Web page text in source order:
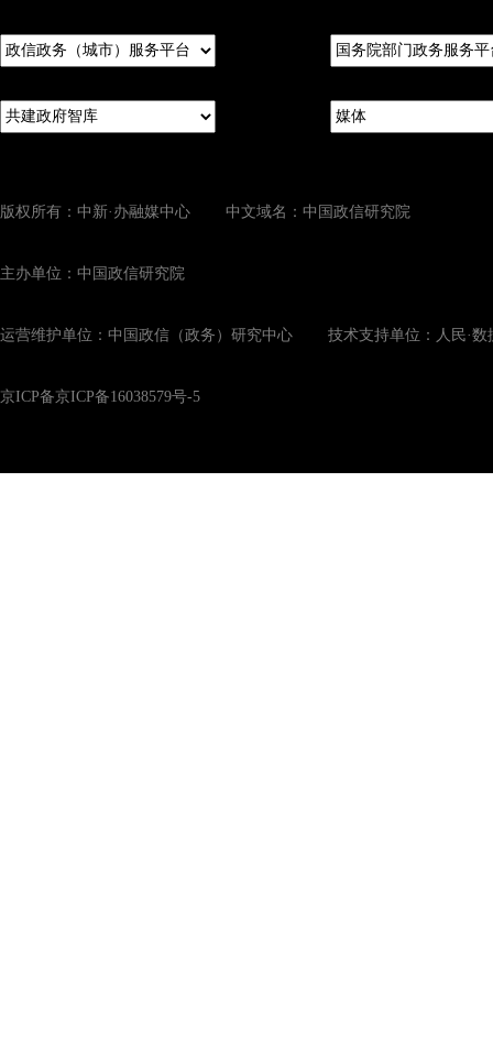
版权所有：中新·办融媒中心 中文域名：中国政信研究院
主办单位：中国政信研究院
运营维护单位：中国政信（政务）研究中心 技术支持单位：人民·数
京ICP备京ICP备16038579号-5